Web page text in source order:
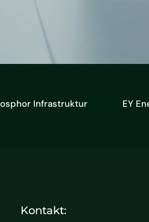
Infrastruktur EY
Kontakt: